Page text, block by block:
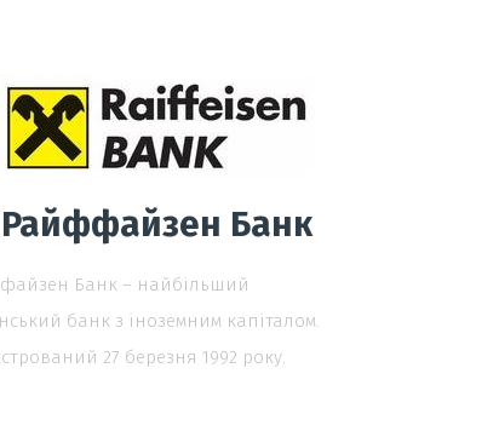
Райффайзен Банк
Банк – найбільший
банк з іноземним капіталом.
27 березня 1992 року.